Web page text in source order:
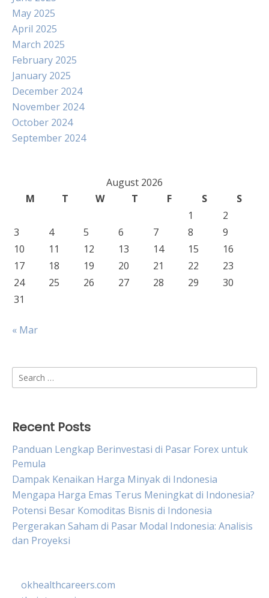
May 2025
April 2025
March 2025
February 2025
January 2025
December 2024
November 2024
October 2024
September 2024
August 2026
M
T W T F S
S
1
2
3
4 5 6 7 8
9
10
11 12 13 14 15
16
17
18 19 20 21 22
23
24
25 26 27 28 29
30
31
« Mar
Search
for:
Recent Posts
Panduan Lengkap Berinvestasi di Pasar Forex untuk
Pemula
Dampak Kenaikan Harga Minyak di Indonesia
Mengapa Harga Emas Terus Meningkat di Indonesia?
Potensi Besar Komoditas Bisnis di Indonesia
Pergerakan Saham di Pasar Modal Indonesia: Analisis
dan Proyeksi
okhealthcareers.com